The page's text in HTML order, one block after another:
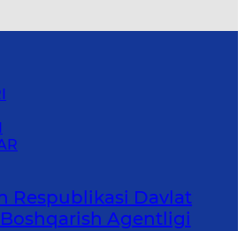
Respublikasi Davlat
Agentligi